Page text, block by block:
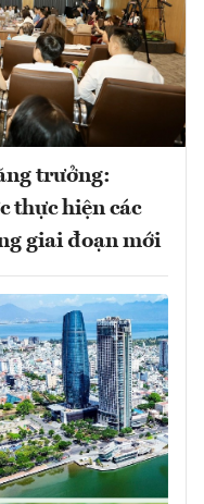
trưởng:
thực hiện các
giai đoạn mới